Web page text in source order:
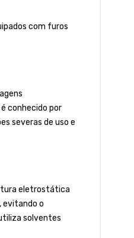
com furos
conhecido por
severas de uso e
eletrostática
evitando o
solventes